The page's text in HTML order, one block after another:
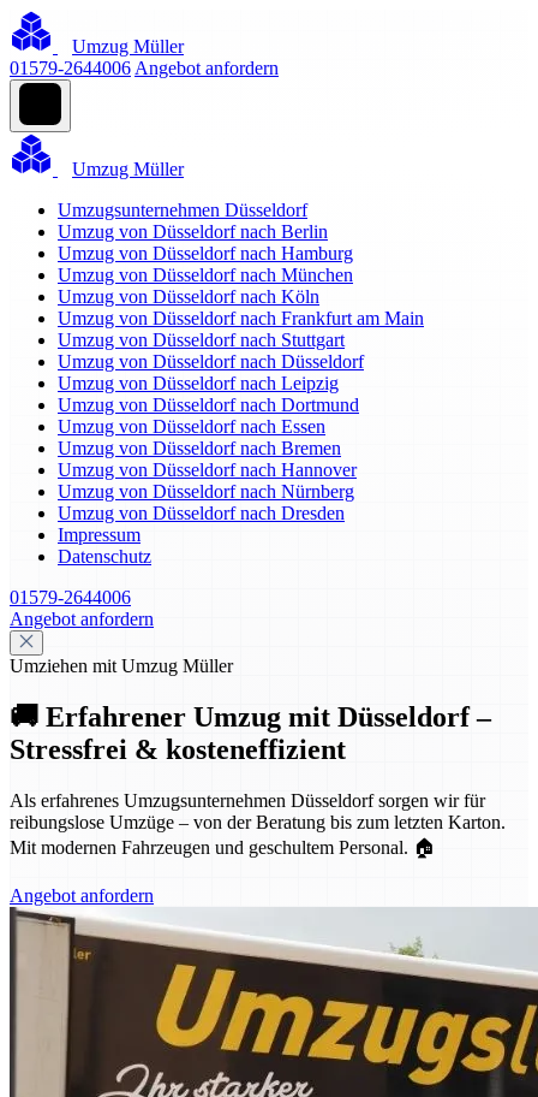
Umzug Müller
01579-2644006 Angebot anfordern
Umzug Müller
Umzugsunternehmen Düsseldorf
Umzug von Düsseldorf nach Berlin
Umzug von Düsseldorf nach Hamburg
Umzug von Düsseldorf nach München
Umzug von Düsseldorf nach Köln
Umzug von Düsseldorf nach Frankfurt am Main
Umzug von Düsseldorf nach Stuttgart
Umzug von Düsseldorf nach Düsseldorf
Umzug von Düsseldorf nach Leipzig
Umzug von Düsseldorf nach Dortmund
Umzug von Düsseldorf nach Essen
Umzug von Düsseldorf nach Bremen
Umzug von Düsseldorf nach Hannover
Umzug von Düsseldorf nach Nürnberg
Umzug von Düsseldorf nach Dresden
Impressum
Datenschutz
01579-2644006
Angebot anfordern
Umziehen mit Umzug Müller
🚚 Erfahrener Umzug mit Düsseldorf –
Stressfrei & kosteneffizient
Als erfahrenes Umzugsunternehmen Düsseldorf sorgen wir für
reibungslose Umzüge – von der Beratung bis zum letzten Karton.
Mit modernen Fahrzeugen und geschultem Personal. 🏠
Angebot anfordern